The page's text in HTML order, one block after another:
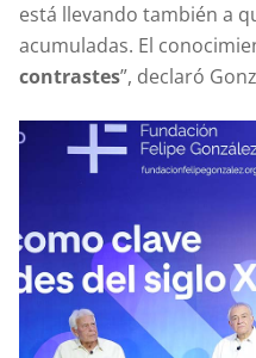
está llevando también a
acumuladas. El
contrastes”, declaró